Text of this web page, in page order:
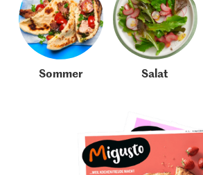
Sommer Salat